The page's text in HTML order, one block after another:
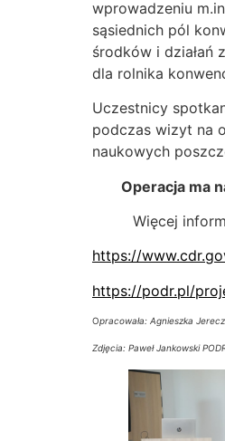
wprowadzeniu
sąsiednich pól
środków i działań
dla rolnika
Uczestnicy
podczas wizyt na
naukowych
Operacja ma
Więcej
https://
https://podr.pl/
Opracowała: Agnieszka
Zdjęcia: Paweł Jankowski